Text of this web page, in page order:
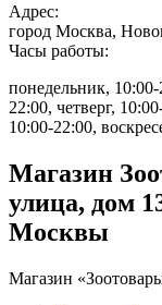
Адрес:
город Москва,
Часы работы:
понедельник,
22:00, четверг,
10:00-22:00,
Магазин
улица, дом
Москвы
Магазин